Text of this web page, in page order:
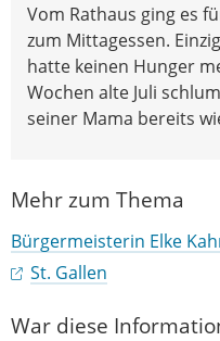
Vom Rathaus ging es
zum Mittagessen.
hatte keinen Hunger
Wochen alte Juli
seiner Mama bereits
Mehr zum Thema
Bürgermeisterin Elke
St. Gallen
War diese